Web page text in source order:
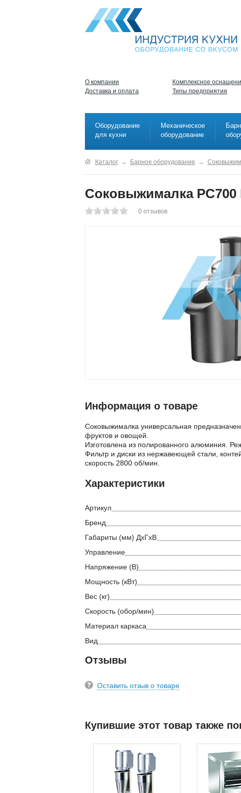
О компании
Доставка и оплата
Комплексное
Типы предприятия
Оборудование
для кухни
Механическое
оборудование
Каталог → Барное оборудование →
Соковыжималка PC700
0 отзывов
Информация о товаре
Соковыжималка универсальная
фруктов и овощей.
Изготовлена из полированного алюминия.
Фильтр и диски из нержавеющей стали,
скорость 2800 об/мин.
Характеристики
Артикул
Бренд
Габариты (мм) ДхГхВ
Управление
Напряжение (В)
Мощность (кВт)
Вес (кг)
Скорость (обор/мин)
Материал каркаса
Вид
Отзывы
Оставить отзыв о товаре
Купившие этот товар также